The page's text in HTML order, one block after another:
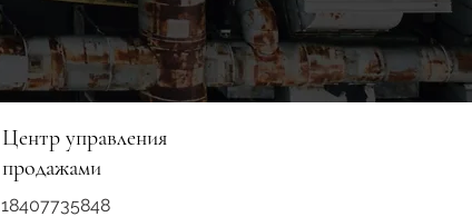
Центр управления
продажами
18407735848